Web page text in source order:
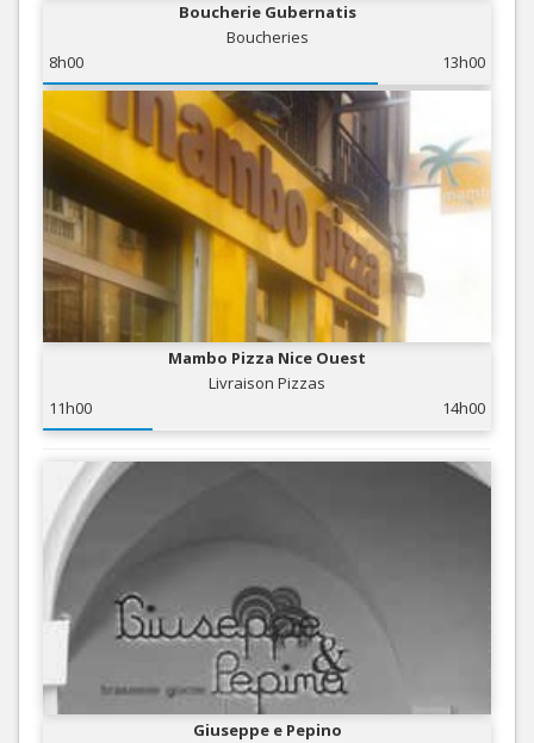
Boucherie Gubernatis
Boucheries
8h00
13h00
Mambo Pizza Nice Ouest
Livraison Pizzas
11h00
14h00
Giuseppe e Pepino